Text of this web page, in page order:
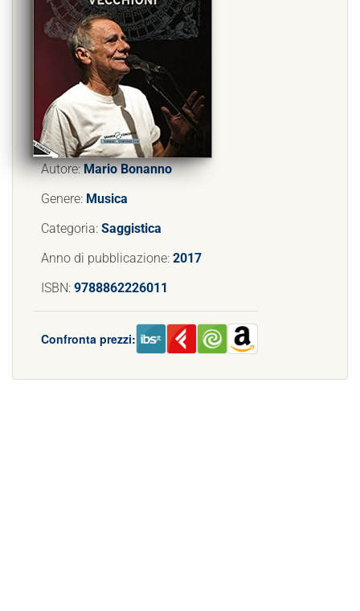
Autore:Mario Bonanno
Genere: Musica
Categoria: Saggistica
Anno di pubblicazione: 2017
ISBN: 9788862226011
Confronta prezzi: